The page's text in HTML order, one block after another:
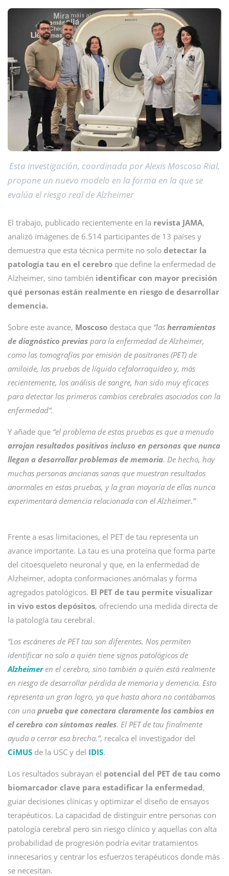
Esta investigación, coordinada por Alexis Moscoso Rial,
propone un nuevo modelo en la forma en la que se
evalúa el riesgo real de Alzheimer
El trabajo, publicado recientemente en la revista JAMA,
analizó imágenes de 6.514 participantes de 13 países y
demuestra que esta técnica permite no solo detectar la
patología tau en el cerebro que define la enfermedad de
Alzheimer, sino también identificar con mayor precisión
qué personas están realmente en riesgo de desarrollar
demencia.
Sobre este avance, Moscoso destaca que “las herramientas
de diagnóstico previas para la enfermedad de Alzheimer,
como las tomografías por emisión de positrones (PET) de
amiloide, las pruebas de líquido cefalorraquídeo y, más
recientemente, los análisis de sangre, han sido muy eficaces
para detectar los primeros cambios cerebrales asociados con la
enfermedad“.
Y añade que “el problema de estas pruebas es que a menudo
arrojan resultados positivos incluso en personas que nunca
llegan a desarrollar problemas de memoria. De hecho, hay
muchas personas ancianas sanas que muestran resultados
anormales en estas pruebas, y la gran mayoría de ellas nunca
experimentará demencia relacionada con el Alzheimer.”
Frente a esas limitaciones, el PET de tau representa un
avance importante. La tau es una proteína que forma parte
del citoesqueleto neuronal y que, en la enfermedad de
Alzheimer, adopta conformaciones anómalas y forma
agregados patológicos. El PET de tau permite visualizar
in vivo estos depósitos, ofreciendo una medida directa de
la patología tau cerebral.
“Los escáneres de PET tau son diferentes. Nos permiten
identificar no solo a quién tiene signos patológicos de
Alzheimeren el cerebro, sino también a quién está realmente
en riesgo de desarrollar pérdida de memoria y demencia. Esto
representa un gran logro, ya que hasta ahora no contábamos
con una prueba que conectara claramente los cambios en
el cerebro con síntomas reales. El PET de tau finalmente
ayuda a cerrar esa brecha.”, recalca el investigador del
CiMUS de la USC y del IDIS.
Los resultados subrayan el potencial del PET de tau como
biomarcador clave para estadificar la enfermedad,
guiar decisiones clínicas y optimizar el diseño de ensayos
terapéuticos. La capacidad de distinguir entre personas con
patología cerebral pero sin riesgo clínico y aquellas con alta
probabilidad de progresión podría evitar tratamientos
innecesarios y centrar los esfuerzos terapéuticos donde más
se necesitan.